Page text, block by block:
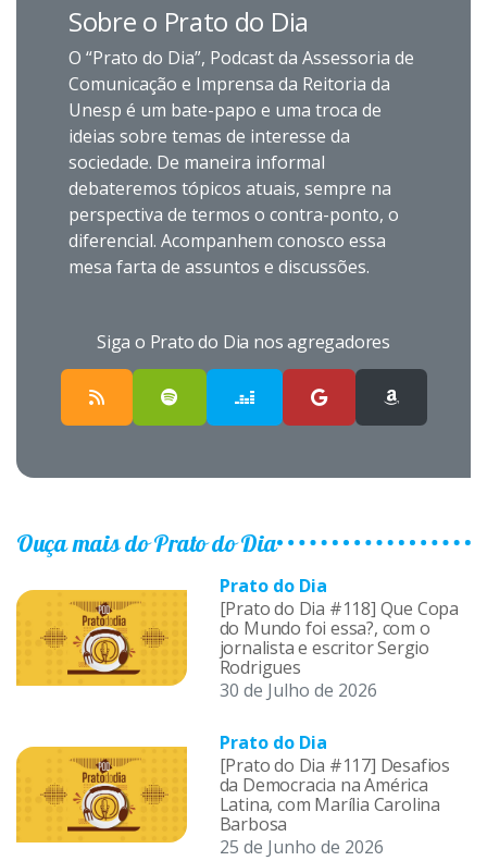
Sobre o Prato do Dia
O “Prato do Dia”, Podcast da Assessoria de
Comunicação e Imprensa da Reitoria da
Unesp é um bate-papo e uma troca de
ideias sobre temas de interesse da
sociedade. De maneira informal
debateremos tópicos atuais, sempre na
perspectiva de termos o contra-ponto, o
diferencial. Acompanhem conosco essa
mesa farta de assuntos e discussões.
Siga o Prato do Dia nos agregadores
Ouça mais do Prato do Dia
Prato do Dia
[Prato do Dia #118] Que Copa
do Mundo foi essa?, com o
jornalista e escritor Sergio
Rodrigues
30 de Julho de 2026
Prato do Dia
[Prato do Dia #117] Desafios
da Democracia na América
Latina, com Marília Carolina
Barbosa
25 de Junho de 2026